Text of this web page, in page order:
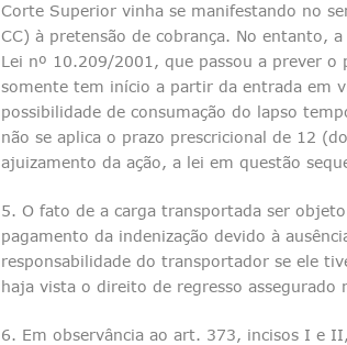
Corte Superior vinha se manifestando no
CC) à pretensão de cobrança. No entanto,
Lei nº 10.209/2001, que passou a prever o
somente tem início a partir da entrada em
possibilidade de consumação do lapso
não se aplica o prazo prescricional de 12
ajuizamento da ação, a lei em questão
5. O fato de a carga transportada ser
pagamento da indenização devido à
responsabilidade do transportador se ele
haja vista o direito de regresso assegurado
6. Em observância ao art. 373, incisos I e